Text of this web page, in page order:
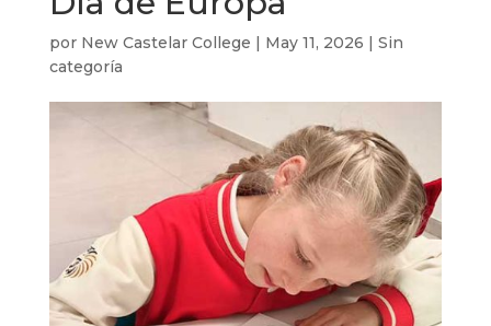
por New Castelar College | May 11, 2026 | Sin
categoría